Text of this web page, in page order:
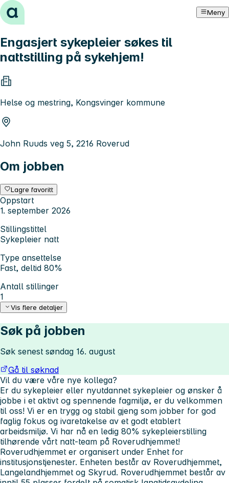
Hopp til innhold Meny
Engasjert sykepleier søkes til
nattstilling på sykehjem!
Helse og mestring, Kongsvinger kommune
John Ruuds veg 5, 2216 Roverud
Om jobben
Lagre favoritt
Oppstart
1. september 2026
Stillingstittel
Sykepleier natt
Type ansettelse
Fast, deltid 80%
Antall stillinger
1
Vis flere detaljer
Søk på jobben
Søk senest søndag 16. august
Gå til søknad
Vil du være våre nye kollega?
Er du sykepleier eller nyutdannet sykepleier og ønsker å
jobbe i et aktivt og spennende fagmiljø, er du velkommen
til oss! Vi er en trygg og stabil gjeng som jobber for god
faglig fokus og ivaretakelse av et godt etablert
arbeidsmiljø. Vi har nå en ledig 80% sykepleierstilling
tilhørende vårt natt-team på Roverudhjemmet!
Roverudhjemmet er organisert under Enhet for
institusjonstjenester. Enheten består av Roverudhjemmet,
Langelandhjemmet og Skyrud. Roverudhjemmet består av